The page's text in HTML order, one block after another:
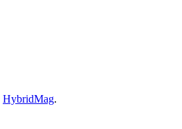
HybridMag.